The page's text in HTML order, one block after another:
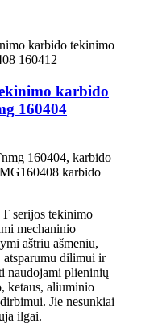
karbido
160404
160404, karbido
karbido
serijos tekinimo
mechaninio
aštriu ašmeniu,
dilimui ir
naudojami plieninių
ketaus, aliuminio
Jie nesunkiai
ilgai.